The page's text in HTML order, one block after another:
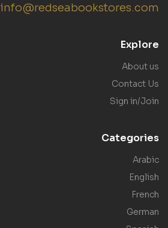
info@redseabookstores.com
Explore
About us
Contact Us
Sign in/Join
Categories
Arabic
English
French
German